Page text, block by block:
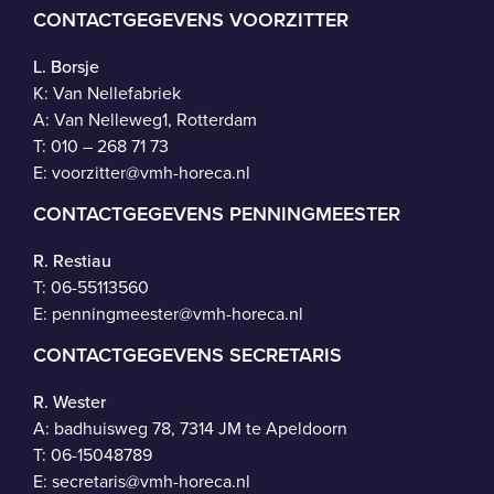
CONTACTGEGEVENS VOORZITTER
L. Borsje
K: Van Nellefabriek
A: Van Nelleweg1, Rotterdam
T: 010 – 268 71 73
E: voorzitter@vmh-horeca.nl
CONTACTGEGEVENS PENNINGMEESTER
R. Restiau
T: 06-55113560
E: penningmeester@vmh-horeca.nl
CONTACTGEGEVENS SECRETARIS
R. Wester
A: badhuisweg 78, 7314 JM te Apeldoorn
T: 06-15048789
E: secretaris@vmh-horeca.nl